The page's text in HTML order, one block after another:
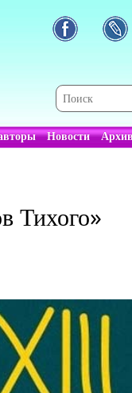
Новости
Тихого»